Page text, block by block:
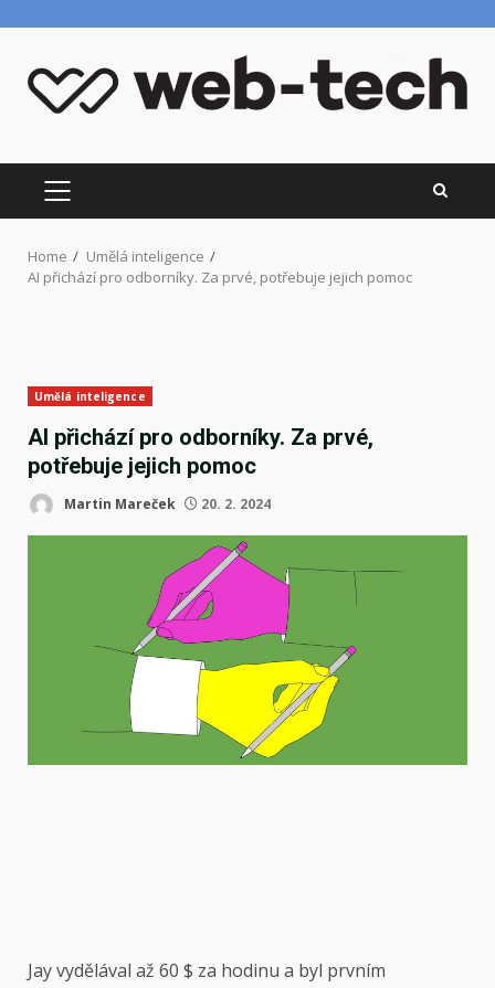
content
PRIMARY
MENU
Home
Umělá inteligence
AI přichází pro odborníky. Za prvé, potřebuje jejich pomoc
Umělá inteligence
AI přichází pro odborníky. Za prvé,
potřebuje jejich pomoc
Martin Mareček 20. 2. 2024
Jay vydělával až 60 $ za hodinu a byl prvním